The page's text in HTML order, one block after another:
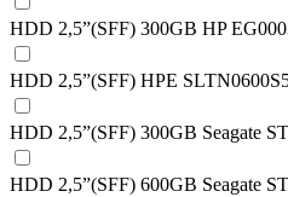
HDD 2,5”(SFF) 300GB HP
HDD 2,5”(SFF) HPE
HDD 2,5”(SFF) 300GB Seagate
HDD 2,5”(SFF) 600GB Seagate